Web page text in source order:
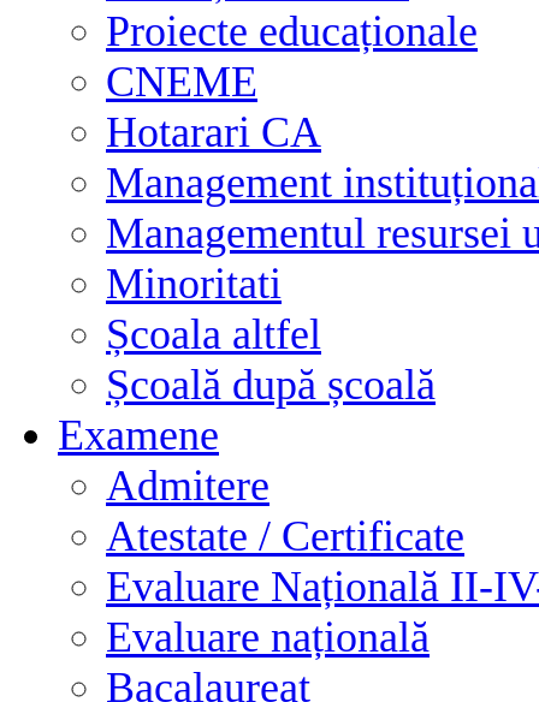
Proiecte educaționale
CNEME
Hotarari CA
Management
Managementul resursei
Minoritati
Școala altfel
Școală după școală
Examene
Admitere
Atestate / Certificate
Evaluare Națională II-
Evaluare națională
Bacalaureat